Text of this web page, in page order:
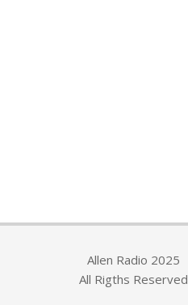
Allen Radio 2025
All Rigths Reserved